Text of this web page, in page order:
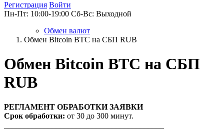
Регистрация Войти
Пн-Пт: 10:00-19:00 Сб-Вс: Выходной
Обмен валют
Обмен Bitcoin BTC на СБП RUB
Обмен Bitcoin BTC на СБП
RUB
РЕГЛАМЕНТ ОБРАБОТКИ ЗАЯВКИ
Срок обработки: от 30 до 300 минут.